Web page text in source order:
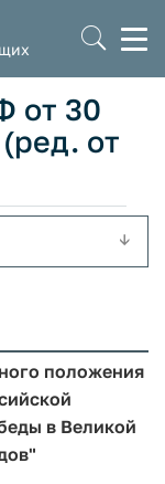
от 30
от
положения
в Великой